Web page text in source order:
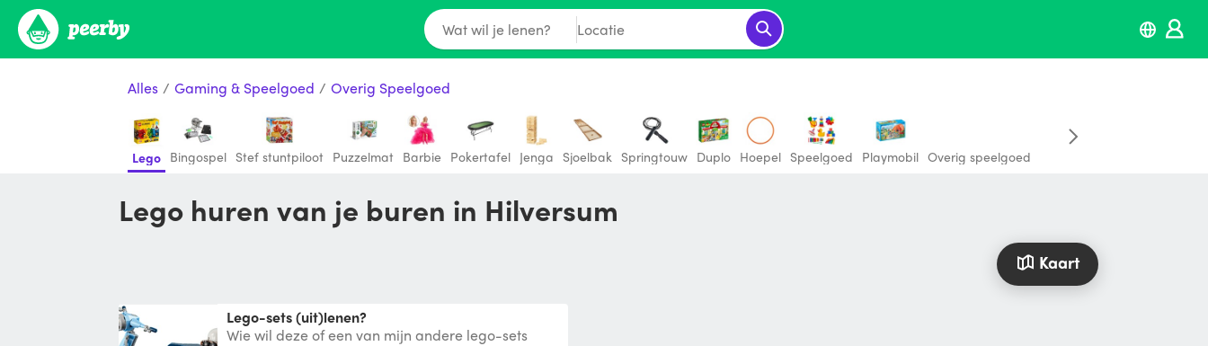
Wat wil je lenen? Locatie
Alles / Gaming & Speelgoed / Overig Speelgoed
Lego Bingospel Stef stuntpiloot Puzzelmat Barbie Pokertafel Jenga Sjoelbak Springtouw Duplo Hoepel Speelgoed Playmobil Overig speelgoed
Lego huren van je buren in Hilversum
Kaart
Lego-sets (uit)lenen?
Wie wil deze of een van mijn andere lego-sets